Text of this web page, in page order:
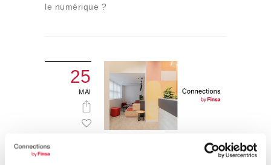
le numérique ?
25
MAI
5 clés pour créer des